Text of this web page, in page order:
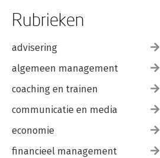
Rubrieken
advisering
algemeen management
coaching en trainen
communicatie en media
economie
financieel management